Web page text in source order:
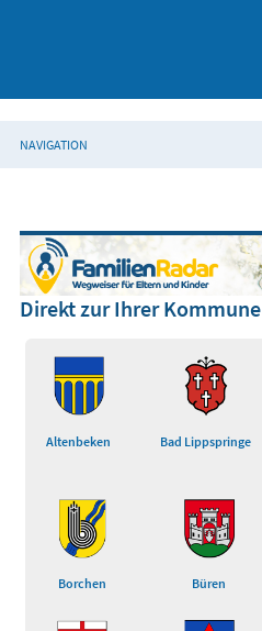
NAVIGATION
Direkt zur Ihrer Kommune
Altenbeken Bad Lippspringe
Borchen Büren